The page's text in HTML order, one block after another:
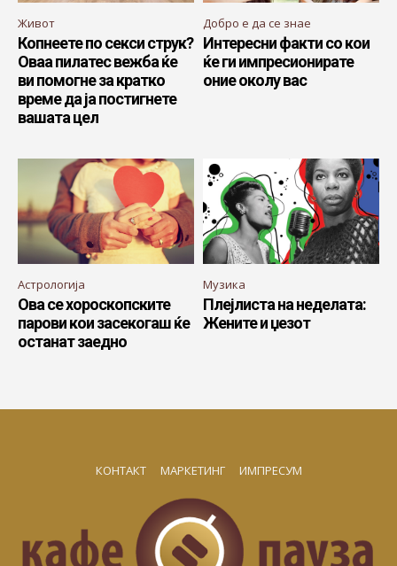
Живот
Копнеете по секси струк?
Оваа пилатес вежба ќе
ви помогне за кратко
време да ја постигнете
вашата цел
Добро е да се знае
Интересни факти со кои
ќе ги импресионирате
оние околу вас
Астрологија
Ова се хороскопските
парови кои засекогаш ќе
останат заедно
Музика
Плејлиста на неделата:
Жените и џезот
КОНТАКТ МАРКЕТИНГ ИМПРЕСУМ